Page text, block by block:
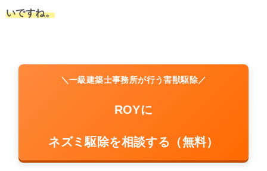
いですね。
＼一級建築士事務所が行う害獣駆除／
ROYに
ネズミ駆除を相談する（無料）